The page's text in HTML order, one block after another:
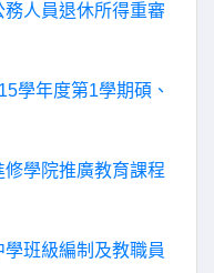
人員退休所得重審
學年度第1學期碩、
學院推廣教育課程
班級編制及教職員